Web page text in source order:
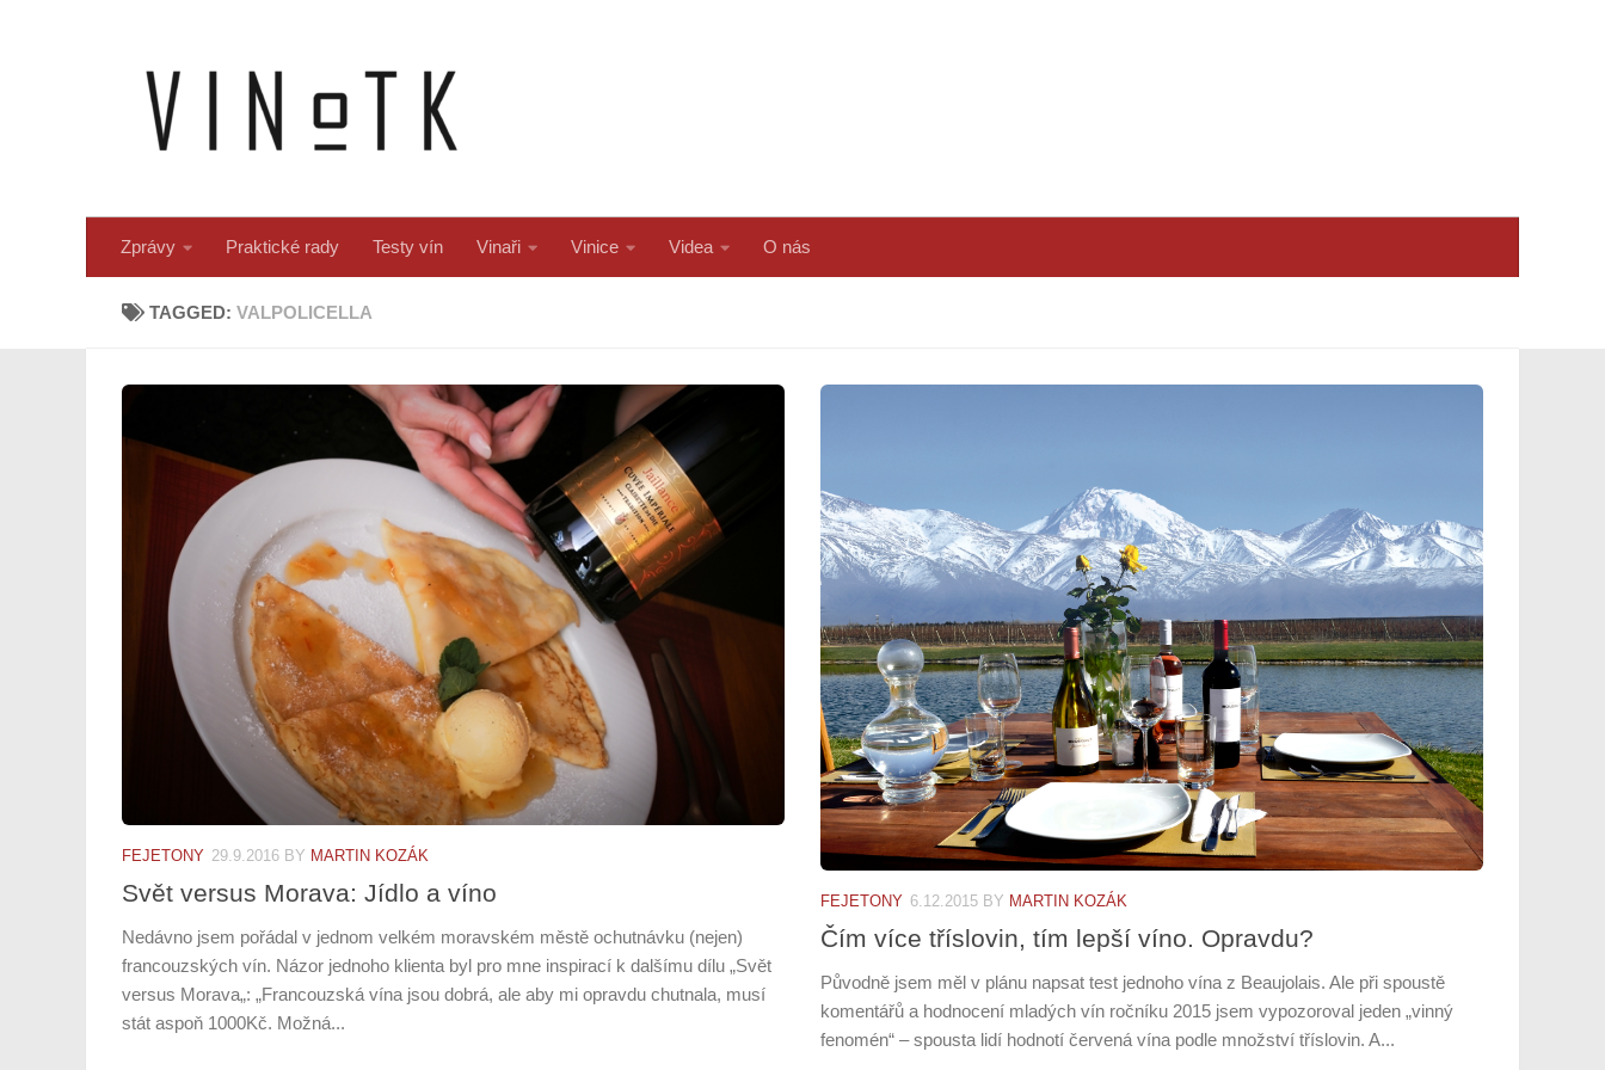
Zprávy Praktické rady Testy vín Vinaři Vinice Videa O nás
TAGGED:VALPOLICELLA
FEJETONY 29.9.2016 BY MARTIN KOZÁK
Svět versus Morava: Jídlo a víno
Nedávno jsem pořádal v jednom velkém moravském městě ochutnávku (nejen)
francouzských vín. Názor jednoho klienta byl pro mne inspirací k dalšímu dílu „Svět
versus Morava„: „Francouzská vína jsou dobrá, ale aby mi opravdu chutnala, musí
stát aspoň 1000Kč. Možná...
FEJETONY 6.12.2015 BY MARTIN KOZÁK
Čím více tříslovin, tím lepší víno. Opravdu?
Původně jsem měl v plánu napsat test jednoho vína z Beaujolais. Ale při spoustě
komentářů a hodnocení mladých vín ročníku 2015 jsem vypozoroval jeden „vinný
fenomén“ – spousta lidí hodnotí červená vína podle množství tříslovin. A...